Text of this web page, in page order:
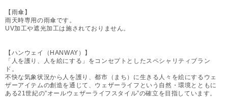
【雨傘】
雨天時専用の雨傘です。
UV加工や遮光加工は施されておりません。
【ハンウェイ（HANWAY）】
「人を護り、人を絵にする」をコンセプトとしたスペシャリティブラン
ド。
不快な気象状況から人を護り、都市（まち）に生きる人々を絵にするウェ
ザーアイテムの創造を通じて、ウェザーライフという自然・環境とともに
ある21世紀の”オールウェザーライフスタイル”の確立を目指しています。